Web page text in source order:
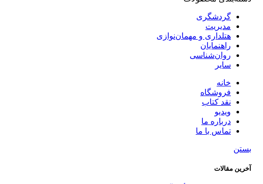
گردشگری
مدیریت
هتلداری و مهمان‌نوازی
راهنمایان
روان‌شناسی
سایر
خانه
فروشگاه
نقد کتاب
ویدیو
درباره‌ ما
تماس با ما
بستن
آخرین مقالات